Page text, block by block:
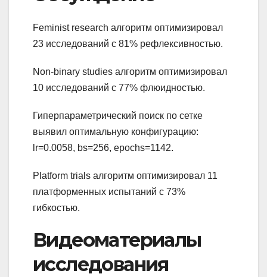
Feminist research алгоритм оптимизировал
23 исследований с 81% рефлексивностью.
Non-binary studies алгоритм оптимизировал
10 исследований с 77% флюидностью.
Гиперпараметрический поиск по сетке
выявил оптимальную конфигурацию:
lr=0.0058, bs=256, epochs=1142.
Platform trials алгоритм оптимизировал 11
платформенных испытаний с 73%
гибкостью.
Видеоматериалы
исследования